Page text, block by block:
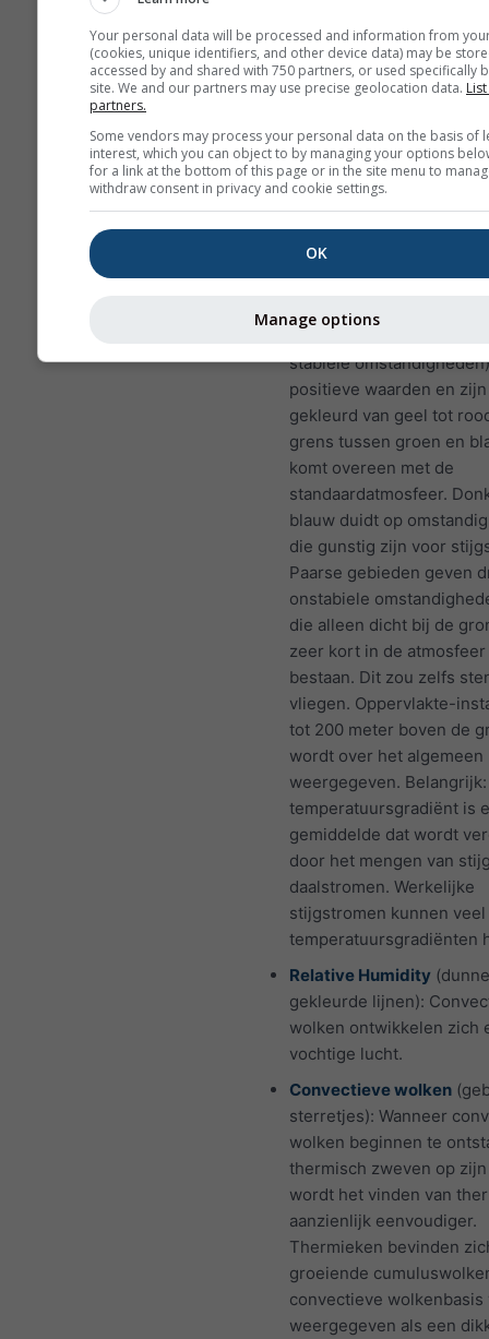
een van de beste
wereld. Dergelijke condities
meeste plaatsen nooit
soortgelijke patronen zien
hoogtes bereiken.
Temperatuursgradiënt
gemeten in kelvin per
hoogteverschil. De
staat met witte labels op
stabiele
positieve waarden en zijn
gekleurd van geel tot
grens tussen groen en
komt overeen met de
standaardatmosfeer.
blauw duidt op
die gunstig zijn voor
Paarse gebieden geven
onstabiele
die alleen dicht bij de
zeer kort in de
bestaan. Dit zou zelfs
vliegen. Oppervlakte-
tot 200 meter boven de
wordt over het algemeen
weergegeven.
temperatuursgradiënt is
gemiddelde dat wordt
door het mengen van
daalstromen. Werkelijke
stijgstromen kunnen
temperatuursgradiënten
Relative Humidity (dunne
gekleurde lijnen):
wolken ontwikkelen zich
vochtige lucht.
Convectieve wolken
sterretjes): Wanneer
wolken beginnen te
thermisch zweven op
wordt het vinden van
aanzienlijk eenvoudiger.
Thermieken bevinden
groeiende
convectieve wolkenbasis
weergegeven als een
Your personal data will be processed and information from
(cookies, unique identifiers, and other device data) may be
accessed by and shared with 750 partners, or used specifically
site. We and our partners may use precise geolocation data.
partners.
Some vendors may process your personal data on the basis of
interest, which you can object to by managing your options
for a link at the bottom of this page or in the site menu to
withdraw consent in privacy and cookie settings.
OK
Manage options